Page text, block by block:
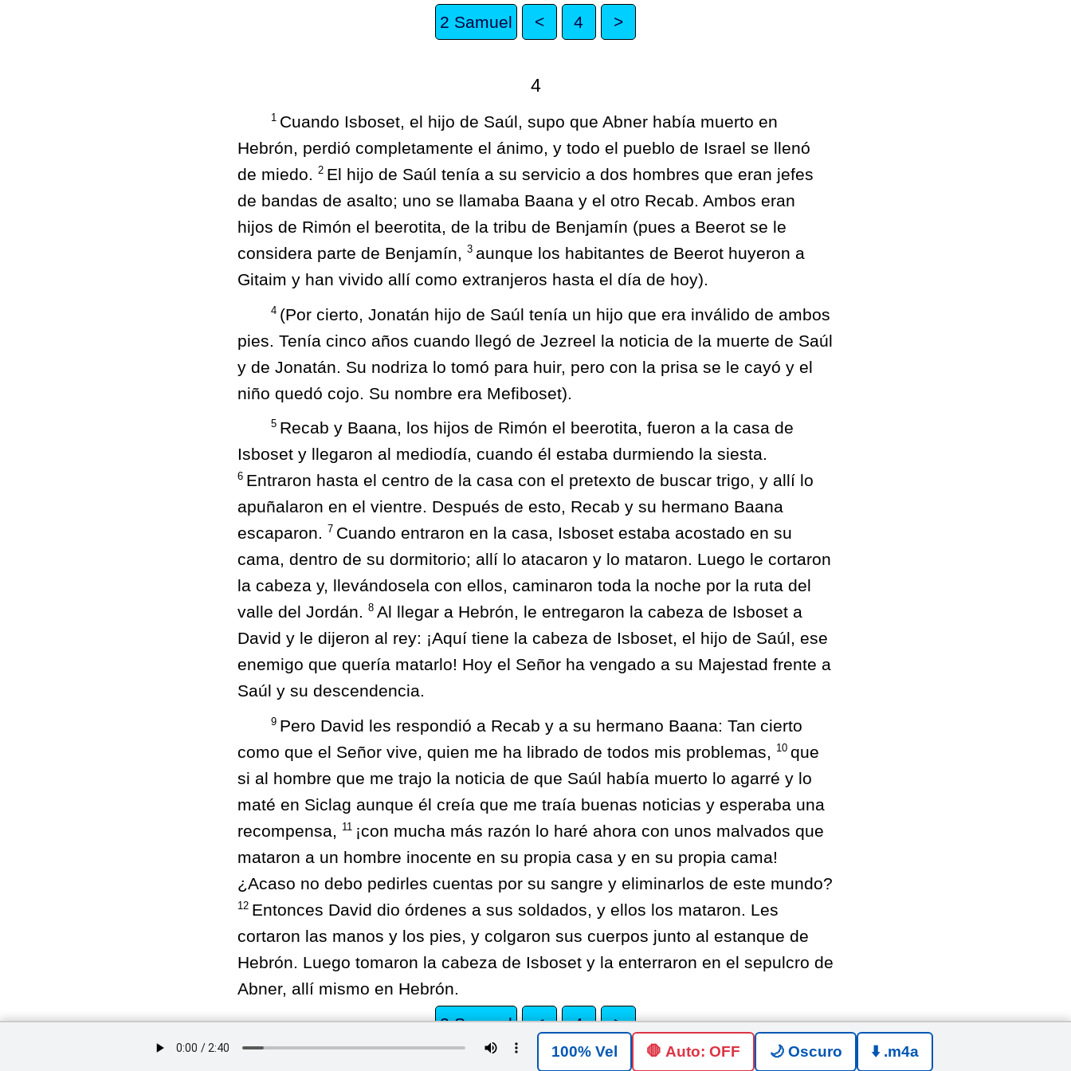
2 Samuel < 4 >
4
1 Cuando Isboset, el hijo de Saúl, supo que Abner había muerto en
Hebrón, perdió completamente el ánimo, y todo el pueblo de Israel se llenó
de miedo. 2 El hijo de Saúl tenía a su servicio a dos hombres que eran jefes
de bandas de asalto; uno se llamaba Baana y el otro Recab. Ambos eran
hijos de Rimón el beerotita, de la tribu de Benjamín (pues a Beerot se le
considera parte de Benjamín, 3 aunque los habitantes de Beerot huyeron a
Gitaim y han vivido allí como extranjeros hasta el día de hoy).
4 (Por cierto, Jonatán hijo de Saúl tenía un hijo que era inválido de ambos
pies. Tenía cinco años cuando llegó de Jezreel la noticia de la muerte de Saúl
y de Jonatán. Su nodriza lo tomó para huir, pero con la prisa se le cayó y el
niño quedó cojo. Su nombre era Mefiboset).
5 Recab y Baana, los hijos de Rimón el beerotita, fueron a la casa de
Isboset y llegaron al mediodía, cuando él estaba durmiendo la siesta.
6 Entraron hasta el centro de la casa con el pretexto de buscar trigo, y allí lo
apuñalaron en el vientre. Después de esto, Recab y su hermano Baana
escaparon.
7 Cuando entraron en la casa, Isboset estaba acostado en su
cama, dentro de su dormitorio; allí lo atacaron y lo mataron. Luego le cortaron
la cabeza y, llevándosela con ellos, caminaron toda la noche por la ruta del
valle del Jordán. 8 Al llegar a Hebrón, le entregaron la cabeza de Isboset a
David y le dijeron al rey: ¡Aquí tiene la cabeza de Isboset, el hijo de Saúl, ese
enemigo que quería matarlo! Hoy el Señor ha vengado a su Majestad frente a
Saúl y su descendencia.
9 Pero David les respondió a Recab y a su hermano Baana: Tan cierto
como que el Señor vive, quien me ha librado de todos mis problemas,
10 que
si al hombre que me trajo la noticia de que Saúl había muerto lo agarré y lo
maté en Siclag aunque él creía que me traía buenas noticias y esperaba una
recompensa,
11 ¡con mucha más razón lo haré ahora con unos malvados que
mataron a un hombre inocente en su propia casa y en su propia cama!
¿Acaso no debo pedirles cuentas por su sangre y eliminarlos de este mundo?
12 Entonces David dio órdenes a sus soldados, y ellos los mataron. Les
cortaron las manos y los pies, y colgaron sus cuerpos junto al estanque de
Hebrón. Luego tomaron la cabeza de Isboset y la enterraron en el sepulcro de
Abner, allí mismo en Hebrón.
2 Samuel
< 4 >
🛑 Auto: OFF 🌙 Oscuro ⬇️ .m4a